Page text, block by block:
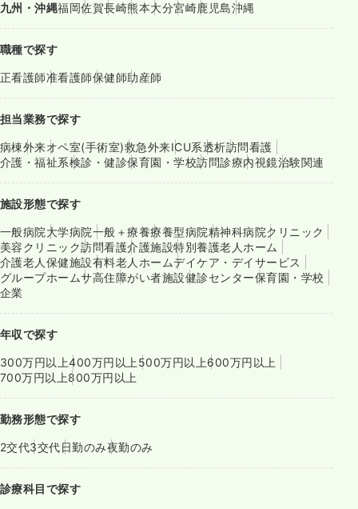
九州・沖縄福岡佐賀長崎熊本大分宮崎鹿児島沖縄
職種で探す
正看護師准看護師保健師助産師
担当業務で探す
病棟外来オペ室(手術室)救急外来ICU系透析訪問看護
介護・福祉系検診・健診保育園・学校訪問診療内視鏡治験関連
施設形態で探す
一般病院大学病院一般＋療養療養型病院精神科病院クリニック
美容クリニック訪問看護介護施設特別養護老人ホーム
介護老人保健施設有料老人ホームデイケア・デイサービス
グループホームサ高住障がい者施設健診センター保育園・学校
企業
年収で探す
300万円以上400万円以上 500万円以上600万円以上
700万円以上800万円以上
勤務形態で探す
2交代3交代日勤のみ夜勤のみ
診療科目で探す